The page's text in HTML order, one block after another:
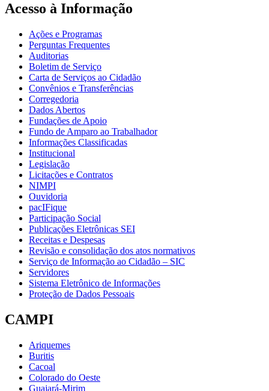
Acesso à Informação
Ações e Programas
Perguntas Frequentes
Auditorias
Boletim de Serviço
Carta de Serviços ao Cidadão
Convênios e Transferências
Corregedoria
Dados Abertos
Fundações de Apoio
Fundo de Amparo ao Trabalhador
Informações Classificadas
Institucional
Legislação
Licitações e Contratos
NIMPI
Ouvidoria
pacIFique
Participação Social
Publicações Eletrônicas SEI
Receitas e Despesas
Revisão e consolidação dos atos normativos
Serviço de Informação ao Cidadão – SIC
Servidores
Sistema Eletrônico de Informações
Proteção de Dados Pessoais
CAMPI
Ariquemes
Buritis
Cacoal
Colorado do Oeste
Guajará-Mirim